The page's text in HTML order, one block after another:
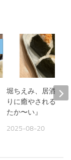
堀ちえみ、居酒屋
りに癒やされる夜
たか〜い』
2025-08-20